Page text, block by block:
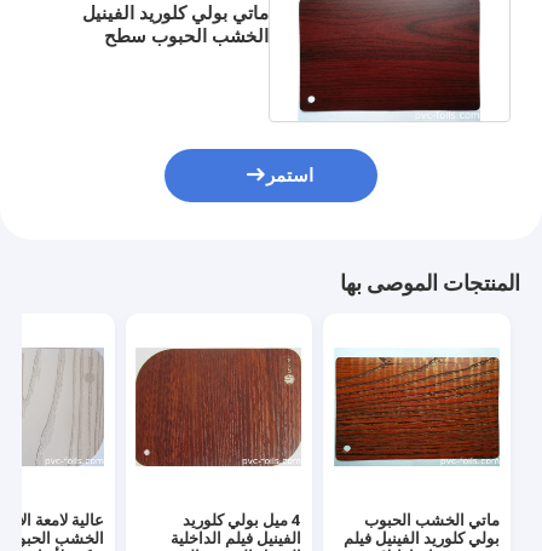
ماتي بولي كلوريد الفينيل
الخشب الحبوب سطح
استمر
المنتجات الموصى بها
ماتي الخشب الحبوب
بولي كلوريد الفينيل فيلم
4 ميل بولي كلوريد
الفينيل فيلم الداخلية
الخشب الحبوب